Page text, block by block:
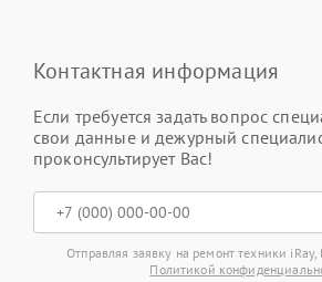
Контактная информация
Если требуется задать вопрос
свои данные и дежурный
проконсультирует Вас!
Отправляя заявку на ремонт техники iRay,
Политикой